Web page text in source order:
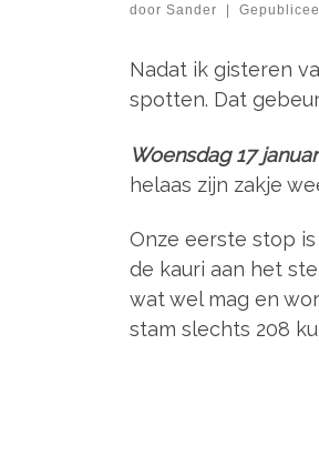
door Sander
Nadat ik gisteren
spotten. Dat
Woensdag 17
helaas zijn zakje
Onze eerste stop
de kauri aan het
wat wel mag en
stam slechts 208